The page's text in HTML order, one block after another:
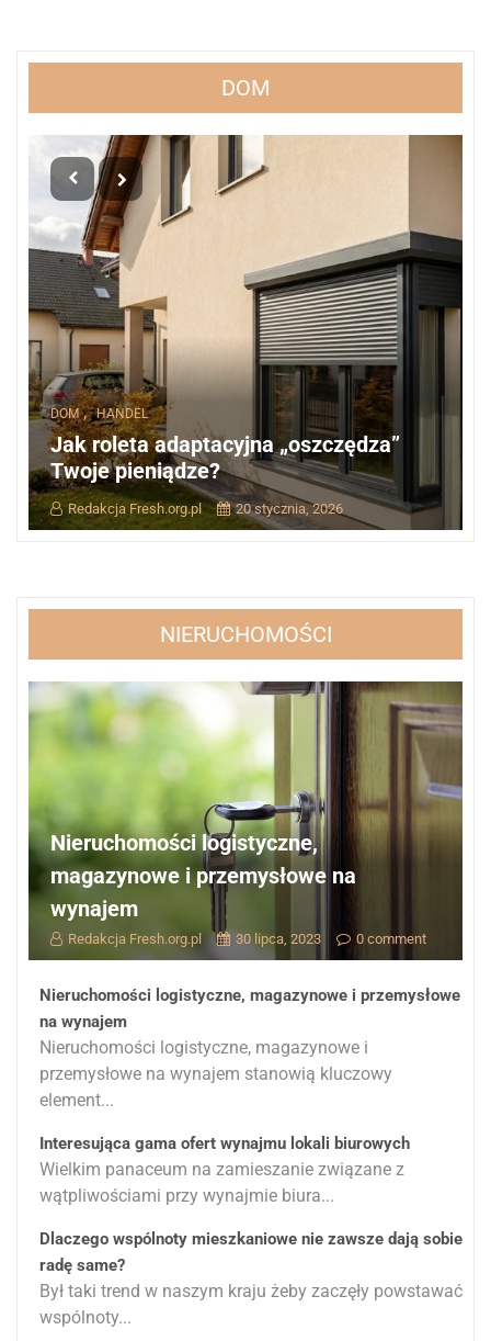
DOM
DOM, HANDEL
Jak roleta adaptacyjna „oszczędza”
Twoje pieniądze?
Redakcja Fresh.org.pl 20 stycznia, 2026
NIERUCHOMOŚCI
Nieruchomości logistyczne,
magazynowe i przemysłowe na
wynajem
Redakcja Fresh.org.pl 30 lipca, 2023 0 comment
Nieruchomości logistyczne, magazynowe i przemysłowe
na wynajem
Nieruchomości logistyczne, magazynowe i
przemysłowe na wynajem stanowią kluczowy
element...
Interesująca gama ofert wynajmu lokali biurowych
Wielkim panaceum na zamieszanie związane z
wątpliwościami przy wynajmie biura...
Dlaczego wspólnoty mieszkaniowe nie zawsze dają sobie
radę same?
Był taki trend w naszym kraju żeby zaczęły powstawać
wspólnoty...